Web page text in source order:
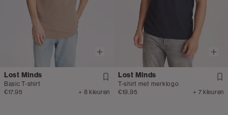
Lost Minds
Basic T-shirt
€17.95
+ 8 kleuren
Lost Minds
T-shirt met merklogo
€19.95
+ 7 kleuren